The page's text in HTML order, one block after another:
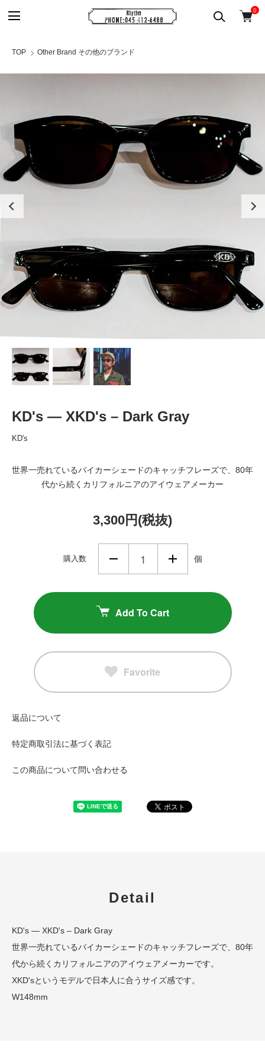
0
TOP Other Brand その他のブランド
KD's — XKD's – Dark Gray
KD's
世界一売れているバイカーシェードのキャッチフレーズで、80年
代から続くカリフォルニアのアイウェアメーカー
3,300円(税抜)
購入数 個
Add To Cart
Favorite
返品について
特定商取引法に基づく表記
この商品について問い合わせる
Detail
KD's — XKD's – Dark Gray
世界一売れているバイカーシェードのキャッチフレーズで、80年
代から続くカリフォルニアのアイウェアメーカーです。
XKD'sというモデルで日本人に合うサイズ感です。
W148mm